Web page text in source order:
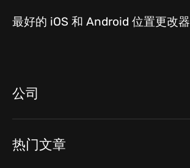
最好的 iOS 和 Android 位置更改器
公司
热门文章